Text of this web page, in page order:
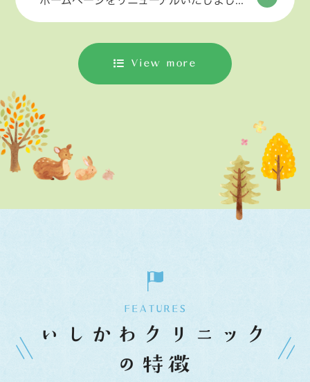
View more
FEATURES
いしかわクリニック
の特徴